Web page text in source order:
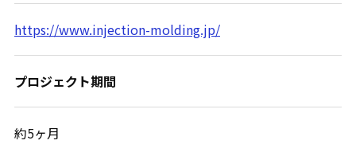
https://www.injection-molding.jp/
プロジェクト期間
約5ヶ月